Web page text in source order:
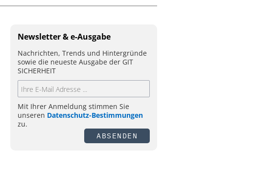
Newsletter & e-Ausgabe
Nachrichten, Trends und Hintergründe
sowie die neueste Ausgabe der GIT
SICHERHEIT
Mit Ihrer Anmeldung stimmen Sie
unseren Datenschutz-Bestimmungen
zu.
ABSENDEN